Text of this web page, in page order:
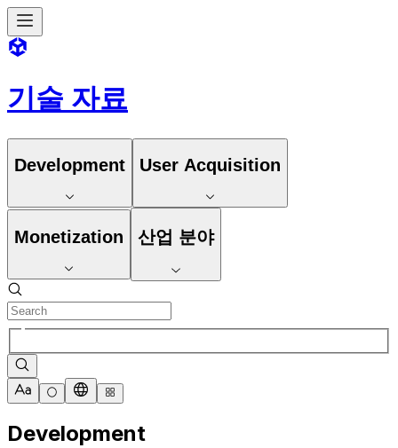
기술 자료
Development User Acquisition
Monetization 산업 분야
Development